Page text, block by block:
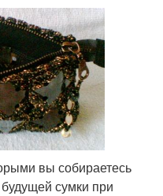
вы собираетесь
сумки при